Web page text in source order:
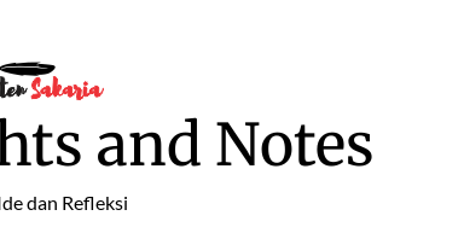
and Notes
dan Refleksi